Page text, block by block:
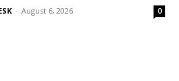
- August 6, 2026 0